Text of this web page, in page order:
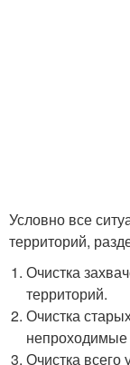
Условно все
территорий,
Очистка
территорий.
Очистка
Очистка всего